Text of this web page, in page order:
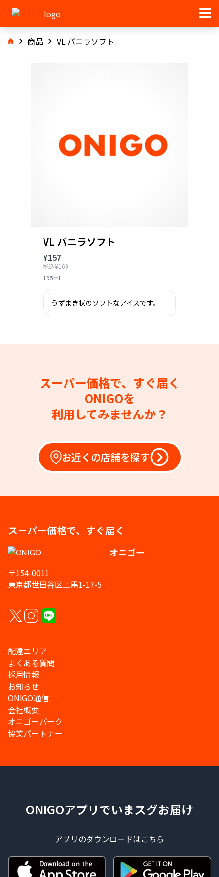
商品 VL バニラソフト
VL バニラソフト
¥157
税込¥169
195ml
うずまき状のソフトなアイスです。
スーパー価格で、すぐ届く
ONIGOを
利用してみませんか？
お近くの店舗を探す
スーパー価格で、すぐ届く
オニゴー
〒154-0011
東京都世田谷区上馬1-17-5
配達エリア
よくある質問
採用情報
お知らせ
ONIGO通信
会社概要
オニゴーパーク
協業パートナー
ONIGOアプリでいまスグお届け
アプリのダウンロードはこちら